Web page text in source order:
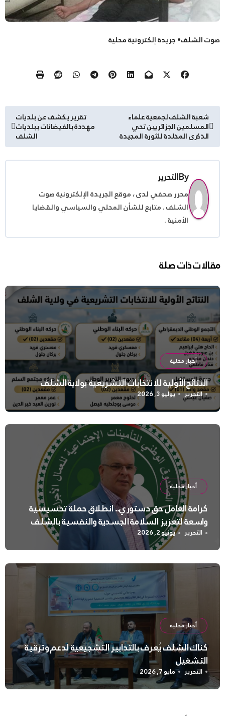
صوت الشلف• جريدة إلكترونية محلية
تصفّح
المقالات
شعبة الشلف لجمعية علماء
المسلمين الجزائريين تحي
الذكرى المخلدة للثورة المجيدة
تقرير يكشف عن بلديات
مهددة بالفيضانات ببلديات
الشلف
Byالتحرير
محرر صحفي لدى ، موقع الجريدة الإلكترونية صوت
الشلف . متابع للشأن المحلي والسياسي والقضايا
الأمنية .
مقالات ذات صلة
أخبار محلية
النتائج الأولية للانتخابات التشريعية بولاية الشلف
التحرير يوليو 3, 2026
أخبار محلية
كرامة العامل حق دستوري.. انطلاق حملة تحسيسية
واسعة لتعزيز السلامة الجسدية والنفسية بالشلف
التحرير يونيو 2, 2026
أخبار محلية
كناك الشلف يُعرف بالتدابير التشجيعية لدعم وترقية
التشغيل
التحرير مايو 7, 2026